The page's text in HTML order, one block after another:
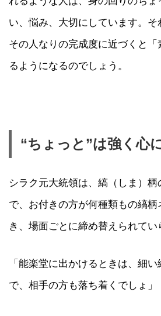
い、悩み、大切にしています。そ
その人なりの完成度に近づくと
るようになるのでしょう。
“ちょっと”は強く心
シラク元大統領は、縞（しま）柄
で、お付きの方が何種類もの縞
き、場面ごとに締め替えられてい
「能楽堂に出かけるときは、細
で、相手の方も落ち着くでしょ」